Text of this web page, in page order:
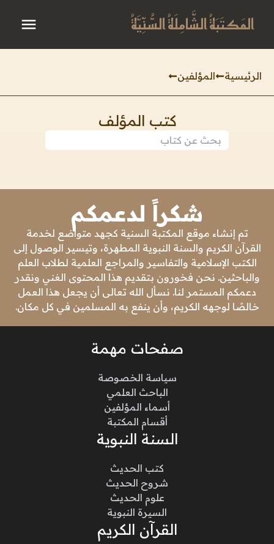
المَكتَبَةُ الشَّامِلَةُ السُّنِّيَّةُ
الرئيسية المؤلفين
كتب المؤلف
شكراً لدعمكم
تم إنشاء موقع المكتبة السنية كجهد متواضع لخدمة
القرآن الكريم والسنة النبوية المطهرة، وتيسير الوصول إلى
الكتب الإسلامية والتفاسير والمراجع العلمية لطلاب العلم
والباحثين. نحن فخورون بتقديم هذا المحتوى الغني ونقدر
دعمكم المستمر لنا. نسأل الله تعالى أن يجعل هذا العمل
خالصًا لوجهه الكريم، وأن ينفع به المسلمين في كل مكان.
صفحات مهمة
سياسة الخصوصة
الباحث العلمي
أسماء المؤلفين
أقسام المكتبة
السنة النبوية
كتب الحديث
شروح الحديث
علوم الحديث
السيرة النبوية
القرآن الكريم